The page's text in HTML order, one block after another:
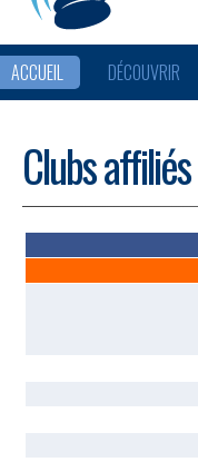
ACCUEIL DÉCOUVRIR
Clubs